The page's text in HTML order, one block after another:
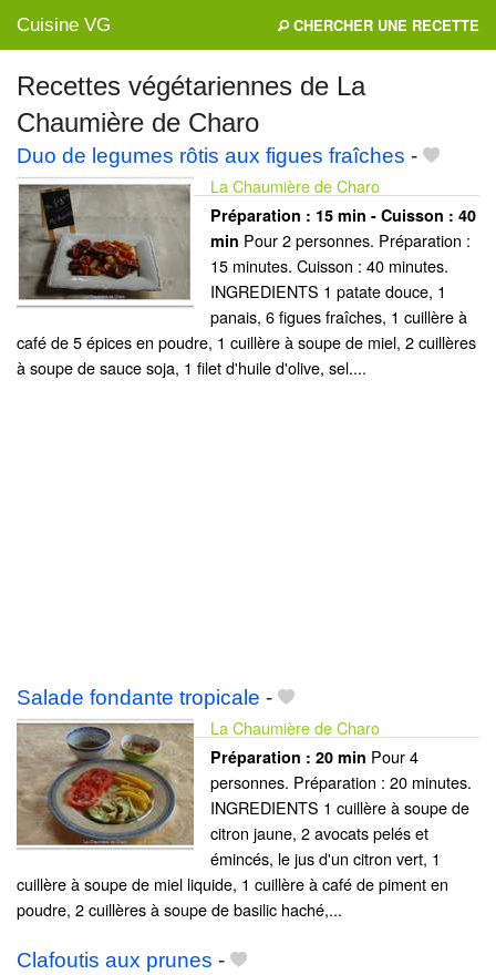
Cuisine VG CHERCHER UNE RECETTE
Recettes végétariennes de La
Chaumière de Charo
Duo de legumes rôtis aux figues fraîches -
La Chaumière de Charo
Préparation : 15 min - Cuisson : 40
min Pour 2 personnes. Préparation :
15 minutes. Cuisson : 40 minutes.
INGREDIENTS 1 patate douce, 1
panais, 6 figues fraîches, 1 cuillère à
café de 5 épices en poudre, 1 cuillère à soupe de miel, 2 cuillères
à soupe de sauce soja, 1 filet d'huile d'olive, sel....
Salade fondante tropicale -
La Chaumière de Charo
Préparation : 20 min Pour 4
personnes. Préparation : 20 minutes.
INGREDIENTS 1 cuillère à soupe de
citron jaune, 2 avocats pelés et
émincés, le jus d'un citron vert, 1
cuillère à soupe de miel liquide, 1 cuillère à café de piment en
poudre, 2 cuillères à soupe de basilic haché,...
Clafoutis aux prunes -